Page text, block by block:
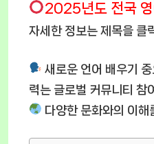
2025년도 전국 영
자세한 정보는 제목을 클
새로운 언어 배우기
력는 글로벌 커뮤니티 참
다양한 문화와의 이해